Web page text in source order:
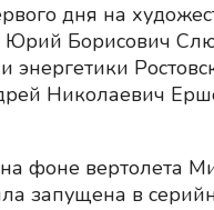
дня на
Борисович
Николаевич
фоне вертолета
запущена в